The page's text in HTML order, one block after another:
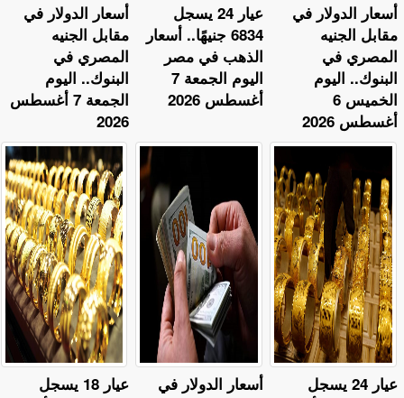
أسعار الدولار في
مقابل الجنيه
المصري في
البنوك.. اليوم
الجمعة 7 أغسطس
2026
عيار 24 يسجل
6834 جنيهًا.. أسعار
الذهب في مصر
اليوم الجمعة 7
أغسطس 2026
أسعار الدولار في
مقابل الجنيه
المصري في
البنوك.. اليوم
الخميس 6
أغسطس 2026
عيار 18 يسجل
أسعار الدولار في
عيار 24 يسجل